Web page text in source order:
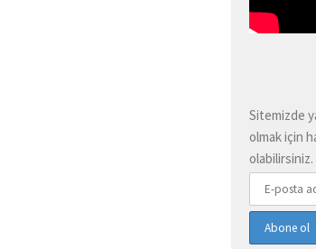
Sitemizde
olmak için
olabilirsiniz.